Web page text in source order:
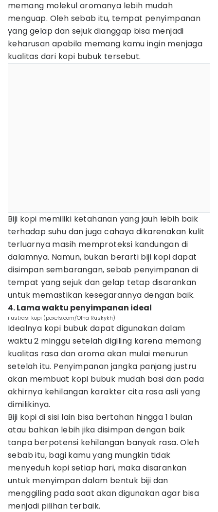
memang molekul aromanya lebih mudah
menguap. Oleh sebab itu, tempat penyimpanan
yang gelap dan sejuk dianggap bisa menjadi
keharusan apabila memang kamu ingin menjaga
kualitas dari kopi bubuk tersebut.
Biji kopi memiliki ketahanan yang jauh lebih baik
terhadap suhu dan juga cahaya dikarenakan kulit
terluarnya masih memproteksi kandungan di
dalamnya. Namun, bukan berarti biji kopi dapat
disimpan sembarangan, sebab penyimpanan di
tempat yang sejuk dan gelap tetap disarankan
untuk memastikan kesegarannya dengan baik.
4. Lama waktu penyimpanan ideal
ilustrasi kopi (pexels.com/Olha Ruskykh)
Idealnya kopi bubuk dapat digunakan dalam
waktu 2 minggu setelah digiling karena memang
kualitas rasa dan aroma akan mulai menurun
setelah itu. Penyimpanan jangka panjang justru
akan membuat kopi bubuk mudah basi dan pada
akhirnya kehilangan karakter cita rasa asli yang
dimilikinya.
Biji kopi di sisi lain bisa bertahan hingga 1 bulan
atau bahkan lebih jika disimpan dengan baik
tanpa berpotensi kehilangan banyak rasa. Oleh
sebab itu, bagi kamu yang mungkin tidak
menyeduh kopi setiap hari, maka disarankan
untuk menyimpan dalam bentuk biji dan
menggiling pada saat akan digunakan agar bisa
menjadi pilihan terbaik.